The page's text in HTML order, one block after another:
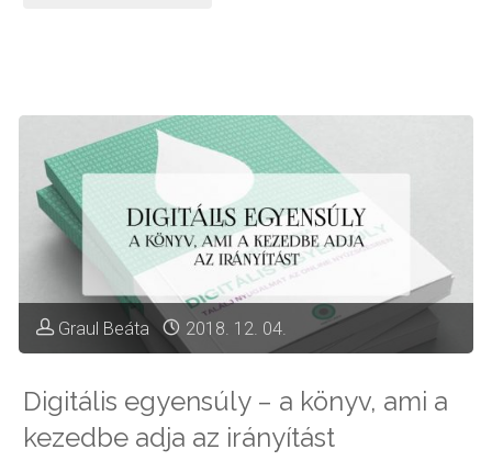
Graul Beáta 2018. 12. 04.
Digitális egyensúly – a könyv, ami a
kezedbe adja az irányítást